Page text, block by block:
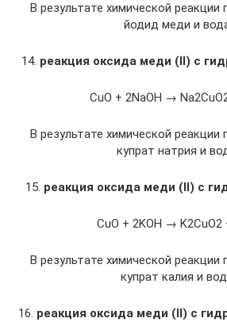
В результате химической реакции
йодид меди и
14. реакция оксида меди (II) с
CuO + 2NaOH →
В результате химической реакции
купрат натрия и
15. реакция оксида меди (II) с
CuO + 2KOH → K2CuO2
В результате химической реакции
купрат калия и
16. реакция оксида меди (II) с